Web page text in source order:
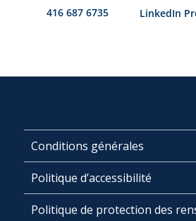
416 687 6735 ​LinkedIn
Conditions générales
Politique d’accessibilité
Politique de protection des